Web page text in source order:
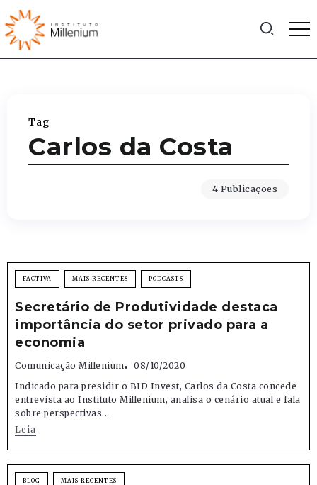
Tag
Carlos da Costa
4 Publicações
FACTIVA MAIS RECENTES PODCASTS
Secretário de Produtividade destaca
importância do setor privado para a
economia
Comunicação Millenium
08/10/2020
Indicado para presidir o BID Invest, Carlos da Costa concede
entrevista ao Instituto Millenium, analisa o cenário atual e fala
sobre perspectivas...
Leia
BLOG MAIS RECENTES